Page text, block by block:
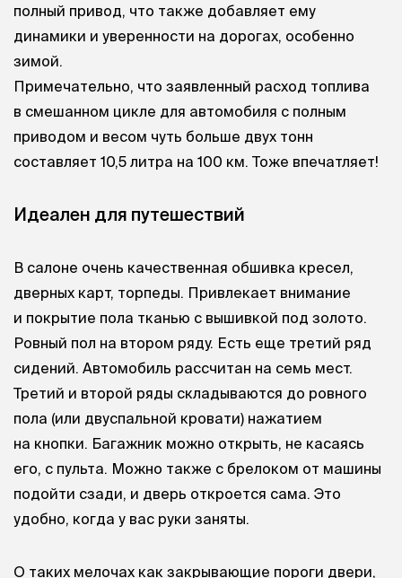
полный привод, что также добавляет ему
динамики и уверенности на дорогах, особенно
зимой.
Примечательно, что заявленный расход топлива
в смешанном цикле для автомобиля с полным
приводом и весом чуть больше двух тонн
составляет 10,5 литра на 100 км. Тоже впечатляет!
Идеален для путешествий
В салоне очень качественная обшивка кресел,
дверных карт, торпеды. Привлекает внимание
и покрытие пола тканью с вышивкой под золото.
Ровный пол на втором ряду. Есть еще третий ряд
сидений. Автомобиль рассчитан на семь мест.
Третий и второй ряды складываются до ровного
пола (или двуспальной кровати) нажатием
на кнопки. Багажник можно открыть, не касаясь
его, с пульта. Можно также с брелоком от машины
подойти сзади, и дверь откроется сама. Это
удобно, когда у вас руки заняты.
О таких мелочах как закрывающие пороги двери,